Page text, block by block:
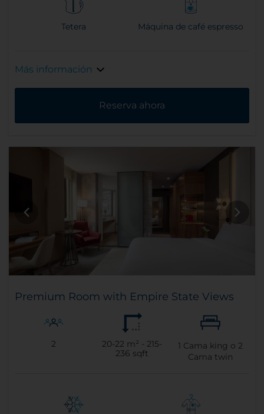
Tetera Máquina de café espresso
Más información
Reserva ahora
Premium Room with Empire State Views
2
20-22 m² - 215-
236 sqft
1 Cama king o 2
Cama twin